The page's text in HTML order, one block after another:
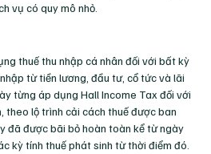
vụ có quy mô nhỏ.
thuế thu nhập cá nhân đối với bất kỳ
từ tiền lương, đầu tư, cổ tức và lãi
từng áp dụng Hall Income Tax đối với
theo lộ trình cải cách thuế được ban
đã được bãi bỏ hoàn toàn kể từ ngày
kỳ tính thuế phát sinh từ thời điểm đó.